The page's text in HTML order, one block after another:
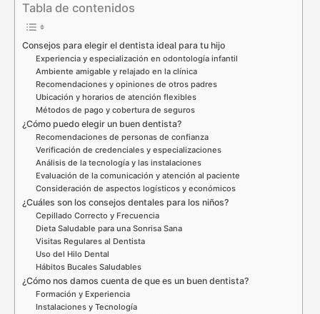
Tabla de contenidos
Consejos para elegir el dentista ideal para tu hijo
Experiencia y especialización en odontología infantil
Ambiente amigable y relajado en la clínica
Recomendaciones y opiniones de otros padres
Ubicación y horarios de atención flexibles
Métodos de pago y cobertura de seguros
¿Cómo puedo elegir un buen dentista?
Recomendaciones de personas de confianza
Verificación de credenciales y especializaciones
Análisis de la tecnología y las instalaciones
Evaluación de la comunicación y atención al paciente
Consideración de aspectos logísticos y económicos
¿Cuáles son los consejos dentales para los niños?
Cepillado Correcto y Frecuencia
Dieta Saludable para una Sonrisa Sana
Visitas Regulares al Dentista
Uso del Hilo Dental
Hábitos Bucales Saludables
¿Cómo nos damos cuenta de que es un buen dentista?
Formación y Experiencia
Instalaciones y Tecnología